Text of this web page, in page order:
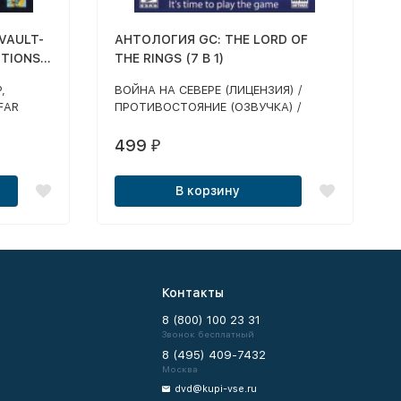
АНТОЛОГИЯ GC: THE LORD OF
THE RINGS (7 В 1)
ВОЙНА НА СЕВЕРЕ (ЛИЦЕНЗИЯ) /
ПРОТИВОСТОЯНИЕ (ОЗВУЧКА) /
ВОЙНА КОЛЬЦА (ОЗВУЧКА) / БИТВА
КОРОЛЯ-ЧАРОДЕЯ (ОЗВУЧКА)
499 ₽
В корзину
Контакты
8 (800) 100 23 31
Звонок бесплатный
8 (495) 409-7432
Москва
dvd@kupi-vse.ru